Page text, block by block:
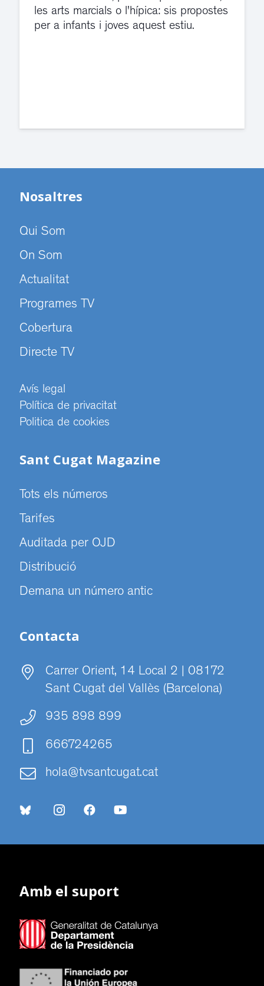
El servei de guàrdia i el jutjat de
violència de gènere s'han traslladat a
Nosaltres
Qui Som
On Som
Actualitat
Programes TV
Cobertura
Directe TV
Avís legal
Política de privacitat
Politica de cookies
Sant Cugat Magazine
Tots els números
Tarifes
Auditada per OJD
Distribució
Demana un número antic
Contacta
Carrer Orient, 14 Local 2 | 08172
Sant Cugat del Vallès (Barcelona)
935 898 899
666724265
hola@tvsantcugat.cat
Amb el suport